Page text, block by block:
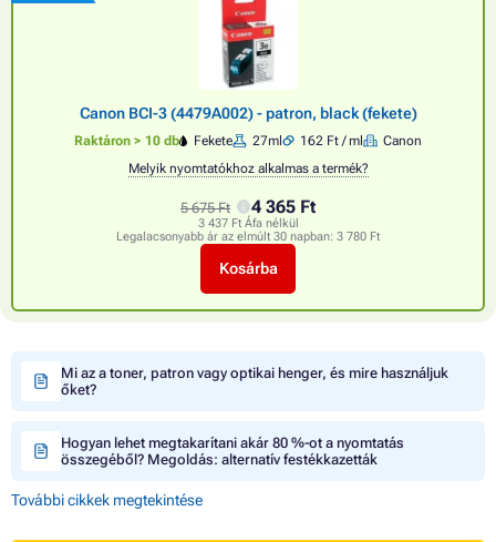
Canon BCI-3 (4479A002) - patron, black (fekete)
Raktáron > 10 db Fekete 27ml 162 Ft / ml
Canon
Melyik nyomtatókhoz alkalmas a termék?
5 675 Ft 4 365 Ft
3 437 Ft Áfa nélkül
Legalacsonyabb ár az elmúlt 30 napban: 3 780 Ft
Kosárba
Mi az a toner, patron vagy optikai henger, és mire használjuk
őket?
Hogyan lehet megtakarítani akár 80 %-ot a nyomtatás
összegéből? Megoldás: alternatív festékkazetták
További cikkek megtekintése